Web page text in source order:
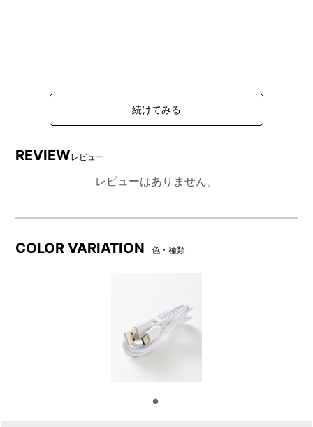
REVIEWレビュー
レビューはありません。
COLOR VARIATION 色・種類